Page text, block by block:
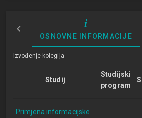
OSNOVNE INFORMACIJE
Izvođenje kolegija
Studij
Studijski
program
Primjena informacijske